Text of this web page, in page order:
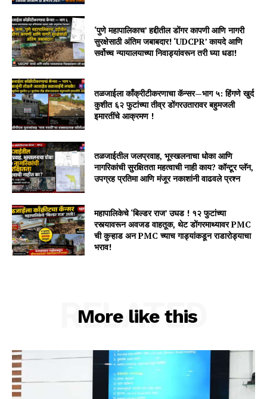
‘पुणे महापालिकाच’ हद्दीतील डोंगर कापणी आणि नागरी
सुरक्षेसाठी अंतिम जबाबदार! ‘UDCPR’ कायदे आणि
सर्वोच्च न्यायालयाच्या निवाड्यांवरून तरी घ्या धडा!
तळजाईला काँक्रीटीकरणाचा कॅन्सर—भाग ५: हिंगणे खुर्द
कुशीत ६२ फुटांच्या तीव्र डोंगरउतारावर बहुमजली
इमारतींचे आक्रमण !
तळजाईतील जलप्रवाह, भूस्खलनाचा धोका आणि
नागरिकांची सुरक्षितता महत्वाची नाही काय? कॉन्टूर प्लॅन,
उपग्रह प्रतिमा आणि मंजूर नकाशांनी वाढवले प्रश्न
महापालिकेचे ‘बिल्डर राज’ उघड ! १२ फुटांच्या
रस्त्यावरून अवजड वाहतूक, थेट डोंगरमाथ्यावर PMC
ची कुऱ्हाड अन PMC च्याच गाड्यांकडून राडारोड्याचा
भराव!
More like this
RELATED